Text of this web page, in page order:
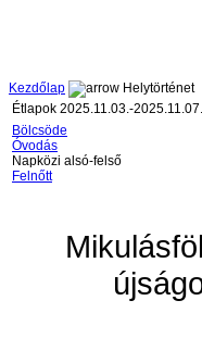
Kezdőlap
Helytörténet
Étlapok 2025.11.03.-2025.11.07.
Bölcsöde
Óvodás
Napközi alsó-felső
Felnőtt